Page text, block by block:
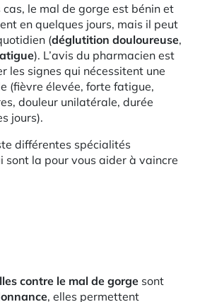
le mal de gorge est bénin et
en quelques jours, mais il peut
(déglutition douloureuse,
). L’avis du pharmacien est
les signes qui nécessitent une
(fièvre élevée, forte fatigue,
douleur unilatérale, durée
jours).​
différentes spécialités
sont la pour vous aider à vaincre
contre le mal de gorge sont
, elles permettent